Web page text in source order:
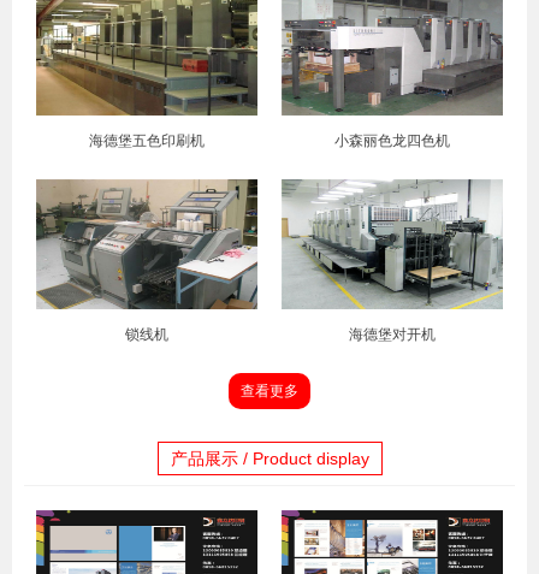
海德堡五色印刷机 小森丽色龙四色机
锁线机 海德堡对开机
查看更多
产品展示 / Product display